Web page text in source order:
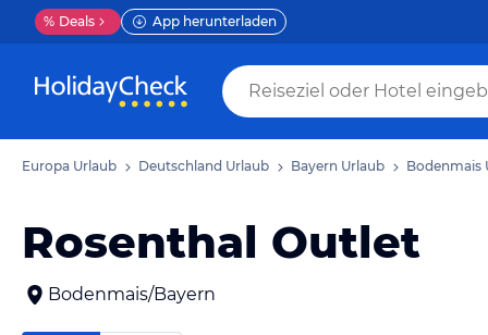
% Deals App herunterladen
Europa Urlaub Deutschland Urlaub Bayern Urlaub Bodenmais
Rosenthal Outlet
Bodenmais/Bayern